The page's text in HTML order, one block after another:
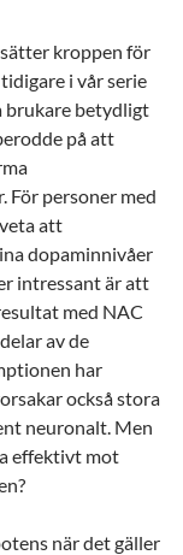
kroppen för
i vår serie
brukare betydligt
på att
personer med
att
dopaminnivåer
intressant är att
med NAC
av de
har
också stora
neuronalt. Men
effektivt mot
när det gäller